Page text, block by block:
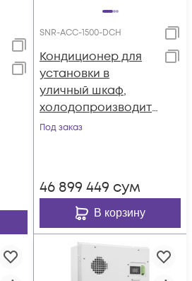
SNR-ACC-1500-DСH
Кондиционер для
установки в
уличный шкаф,
холодопроизводит
ельность 1500Вт,
Под заказ
46 899 449 сум
В корзину